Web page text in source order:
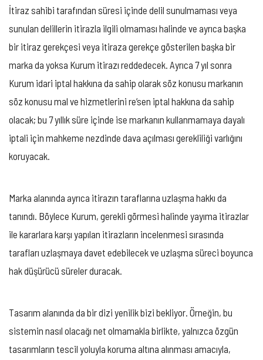
İtiraz sahibi tarafından süresi içinde delil sunulmaması veya
sunulan delillerin itirazla ilgili olmaması halinde ve ayrıca başka
bir itiraz gerekçesi veya itiraza gerekçe gösterilen başka bir
marka da yoksa Kurum itirazı reddedecek. Ayrıca 7 yıl sonra
Kurum idari iptal hakkına da sahip olarak söz konusu markanın
söz konusu mal ve hizmetlerini re’sen iptal hakkına da sahip
olacak; bu 7 yıllık süre içinde ise markanın kullanmamaya dayalı
iptali için mahkeme nezdinde dava açılması gerekliliği varlığını
koruyacak.
Marka alanında ayrıca itirazın taraflarına uzlaşma hakkı da
tanındı. Böylece Kurum, gerekli görmesi halinde yayıma itirazlar
ile kararlara karşı yapılan itirazların incelenmesi sırasında
tarafları uzlaşmaya davet edebilecek ve uzlaşma süreci boyunca
hak düşürücü süreler duracak.
Tasarım alanında da bir dizi yenilik bizi bekliyor. Örneğin, bu
sistemin nasıl olacağı net olmamakla birlikte, yalnızca özgün
tasarımların tescil yoluyla koruma altına alınması amacıyla,